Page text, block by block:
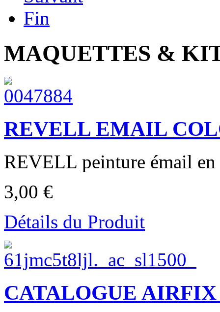
Fin
MAQUETTES &
REVELL EMAIL
REVELL peinture émail
3,00 €
Détails du Produit
CATALOGUE AIRFIX